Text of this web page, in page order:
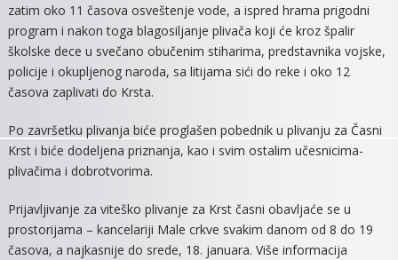
zatim oko 11 časova osveštenje vode, a ispred hrama prigodni
program i nakon toga blagosiljanje plivača koji će kroz špalir
školske dece u svečano obučenim stiharima, predstavnika vojske,
policije i okupljenog naroda, sa litijama sići do reke i oko 12
časova zaplivati do Krsta.
​Po završetku plivanja biće proglašen pobednik u plivanju za Časni
Krst i biće dodeljena priznanja, kao i svim ostalim učesnicima-
plivačima i dobrotvorima.
​Prijavljivanje za viteško plivanje za Krst časni obavljaće se u
prostorijama – kancelariji Male crkve svakim danom od 8 do 19
časova, a najkasnije do srede, 18. januara. Više informacija